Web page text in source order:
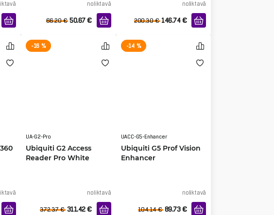
noliktavā
66.20 € 50.67 €
noliktavā
200.30 € 146.74 €
-16 %
UA-G2-Pro
Ubiquiti G2 Access
Reader Pro White
noliktavā
372.37 € 311.42 €
-14 %
UACC-G5-Enhancer
Ubiquiti G5 Prof Vision
Enhancer
noliktavā
104.14 € 89.73 €